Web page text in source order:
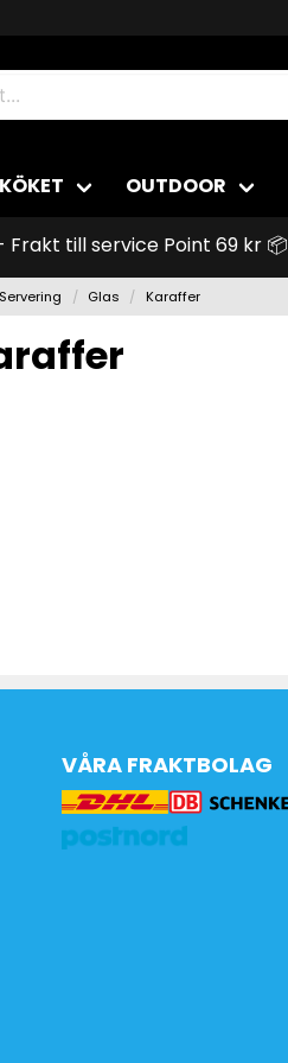
KÖKET OUTDOOR
till service Point 69 kr 📦
Servering Glas Karaffer
VÅRA FRAKTBOLAG